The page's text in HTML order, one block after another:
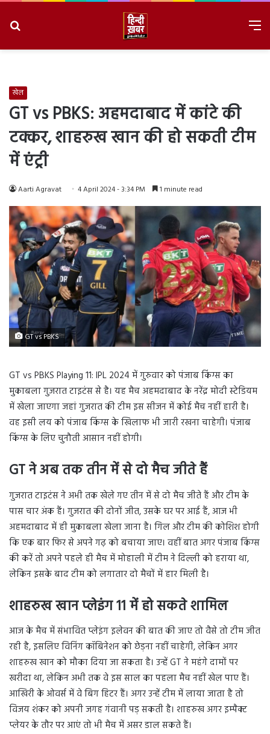
खेल
GT vs PBKS: अहमदाबाद में कांटे की
टक्कर, शाहरुख खान की हो सकती टीम
में एंट्री
Aarti Agravat 4 April 2024 - 3:34 PM 1 minute read
GT vs PBKS
GT vs PBKS Playing 11: IPL 2024 में गुरुवार को पंजाब किंग्स का
मुकाबला गुजरात टाइटंस से है। यह मैच अहमदाबाद के नरेंद्र मोदी स्टेडियम
में खेला जाएगा जहां गुजरात की टीम इस सीजन में कोई मैच नहीं हारी है।
वह इसी लय को पंजाब किंग्स के खिलाफ भी जारी रखना चाहेगी। पंजाब
किंग्स के लिए चुनौती आसान नहीं होगी।
GT ने अब तक तीन में से दो मैच जीते हैं
गुजरात टाइटंस ने अभी तक खेले गए तीन में से दो मैच जीते हैं और टीम के
पास चार अंक हैं। गुजरात की दोनों जीत, उसके घर पर आई हैं, आज भी
अहमदाबाद में ही मुकाबला खेला जाना है। गिल और टीम की कोशिश होगी
कि एक बार फिर से अपने गढ़ को बचाया जाए। वहीं बात अगर पंजाब किंग्स
की करें तो अपने पहले ही मैच में मोहाली में टीम ने दिल्ली को हराया था,
लेकिन इसके बाद टीम को लगातार दो मैचों में हार मिली है।
शाहरुख खान प्लेइंग 11 में हो सकते शामिल
आज के मैच में संभावित प्लेइंग इलेवन की बात की जाए तो वैसे तो टीम जीत
रही है, इसलिए विनिंग कॉबिनेशन को छेड़ना नहीं चाहेगी, लेकिन अगर
शाहरुख खान को मौका दिया जा सकता है। उन्हें GT ने महंगे दामों पर
खरीदा था, लेकिन अभी तक वे इस साल का पहला मैच नहीं खेल पाए हैं।
आखिरी के ओवर्स में वे बिग हिटर हैं। अगर उन्हें टीम में लाया जाता है तो
विजय शंकर को अपनी जगह गंवानी पड़ सकती है। शाहरुख अगर इम्पैक्ट
प्लेयर के तौर पर आएं तो भी मैच में असर डाल सकते हैं।